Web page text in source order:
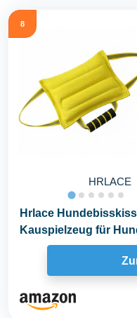
8
HRLACE
Hrlace
Kauspielzeug für
Spielen...